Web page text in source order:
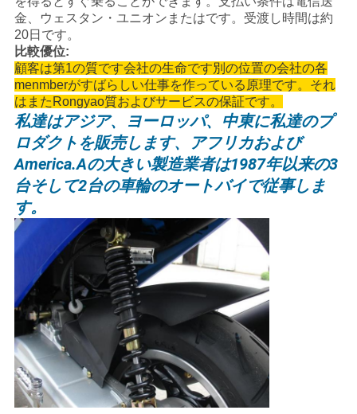
リ
シ
ー
金、ウェスタン・ユニオンまたはです。受渡し時間は約
20日です。
比較優位:
顧客は第1の質です会社の生命です別の位置の会社の各
menmberがすばらしい仕事を作っている原理です。それ
はまたRongyao質およびサービスの保証です。
私達はアジア、ヨーロッパ、中東に私達のプ
ロダクトを販売します、アフリカおよび
America.Aの大きい製造業者は1987年以来の3
台そして2台の車輪のオートバイで従事しま
す。